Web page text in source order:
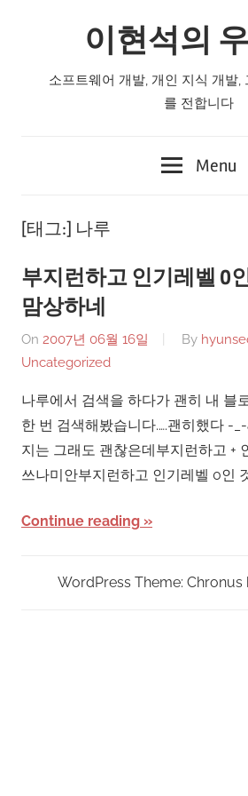
이현석의
소프트웨어 개발, 개인 지식 개발,
를 전합니다
Menu
[태그:] 나루
부지런하고 인기레벨 0
맘상하네
On 2007년 06월 16일 By
Uncategorized
나루에서 검색을 하다가 괜히 내 블
한 번 검색해봤습니다.….괜히했다 -
지는 그래도 괜찮은데부지런하고 +
쓰나미안부지런하고 인기레벨 0인
Continue reading
WordPress Theme: Chronus